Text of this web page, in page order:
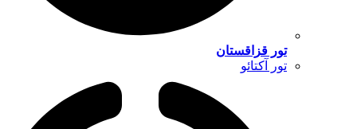
تور قزاقستان
تور آکتائو